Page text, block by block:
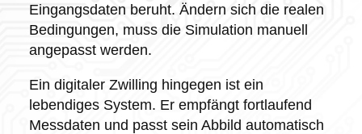
Eingangsdaten beruht. Ändern sich die realen
Bedingungen, muss die Simulation manuell
angepasst werden.
Ein digitaler Zwilling hingegen ist ein
lebendiges System. Er empfängt fortlaufend
Messdaten und passt sein Abbild automatisch